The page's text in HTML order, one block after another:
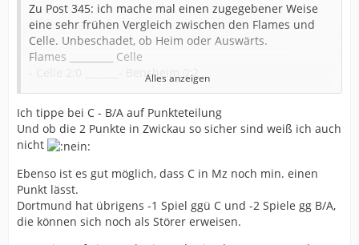
Zu Post 345: ich mache mal einen zugegebener Weise
eine sehr frühen Vergleich zwischen den Flames und
Celle. Unbeschadet, ob Heim oder Auswärts.
Flames _________ Celle
- Celle 2:0 _______- Bensheim 0:2
- Mainz 2:0 ______ - Travemünde 2:0
- Zwickau 2:0 _____- Bietigheim 0:2
- Travemünde 2:0 _- Kirchhof 2:0
- Bietigheim 0:2 __ - Greven 2:0
- Harrislee 2:0 ____- Halle 0:2
- Ober-Eschb 2:0 __- Nellingen 2:0
- Dortmund 1:1 ___- Zwickau 2:0
________________- Mainz 2:0
13:3 ___Punkte___ 12:6
Alles anzeigen
Ich tippe bei C - B/A auf Punkteteilung
Und ob die 2 Punkte in Zwickau so sicher sind weiß ich auch
nicht
Ebenso ist es gut möglich, dass C in Mz noch min. einen
Punkt lässt.
Dortmund hat übrigens -1 Spiel ggü C und -2 Spiele gg B/A,
die können sich noch als Störer erweisen.